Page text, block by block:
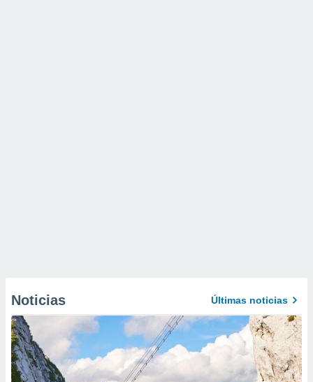
Noticias Últimas noticias